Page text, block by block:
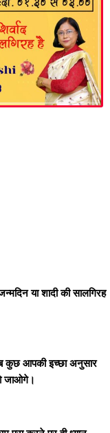
या शादी की सालगिरह
कुछ आपकी इच्छा अनुसार
जाओगे।